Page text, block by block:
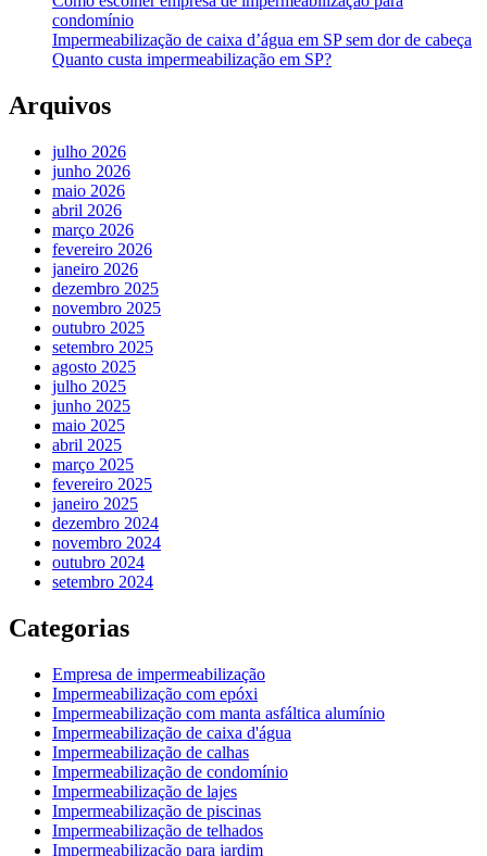
condomínio
Impermeabilização de caixa d’água em SP sem dor de cabeça
Quanto custa impermeabilização em SP?
Arquivos
julho 2026
junho 2026
maio 2026
abril 2026
março 2026
fevereiro 2026
janeiro 2026
dezembro 2025
novembro 2025
outubro 2025
setembro 2025
agosto 2025
julho 2025
junho 2025
maio 2025
abril 2025
março 2025
fevereiro 2025
janeiro 2025
dezembro 2024
novembro 2024
outubro 2024
setembro 2024
Categorias
Empresa de impermeabilização
Impermeabilização com epóxi
Impermeabilização com manta asfáltica alumínio
Impermeabilização de caixa d'água
Impermeabilização de calhas
Impermeabilização de condomínio
Impermeabilização de lajes
Impermeabilização de piscinas
Impermeabilização de telhados
Impermeabilização para jardim